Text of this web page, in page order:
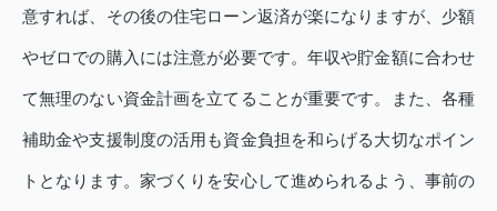
意すれば、その後の住宅ローン返済が楽になりますが、少額
やゼロでの購入には注意が必要です。年収や貯金額に合わせ
て無理のない資金計画を立てることが重要です。また、各種
補助金や支援制度の活用も資金負担を和らげる大切なポイン
トとなります。家づくりを安心して進められるよう、事前の